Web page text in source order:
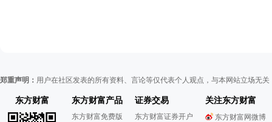
郑重声明： 用户在社区发表的所有资料、言论等仅代表个人观点，与本网站立场无
东方财富 东方财富产品
东方财富免费版
证券交易
东方财富证券开户
关注东方财富
东方财富网微博